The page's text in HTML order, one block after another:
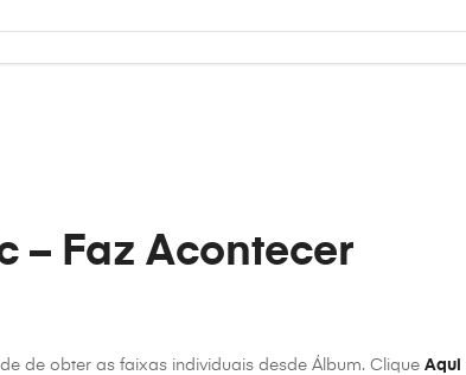
– Faz Acontecer
de obter as faixas individuais desde Álbum. Clique Aqui